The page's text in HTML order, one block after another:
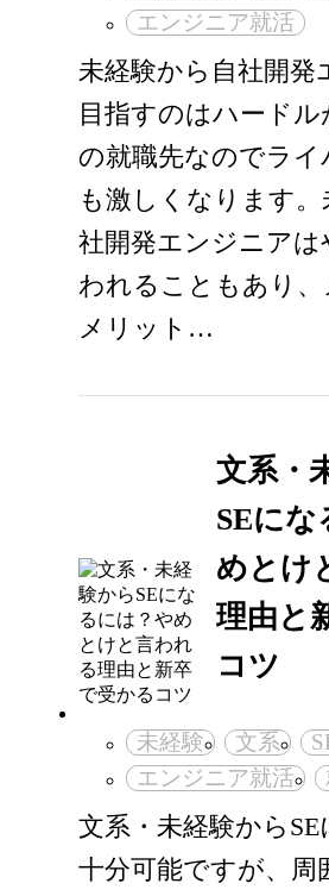
エンジニア就活
未経験から自社開発
目指すのはハードル
の就職先なのでライ
も激しくなります。
社開発エンジニア
われることもあり
メリット…
文系・
SEにな
めとけ
理由と
コツ
未経験 文系
エンジニア就活
文系・未経験から
十分可能ですが、周